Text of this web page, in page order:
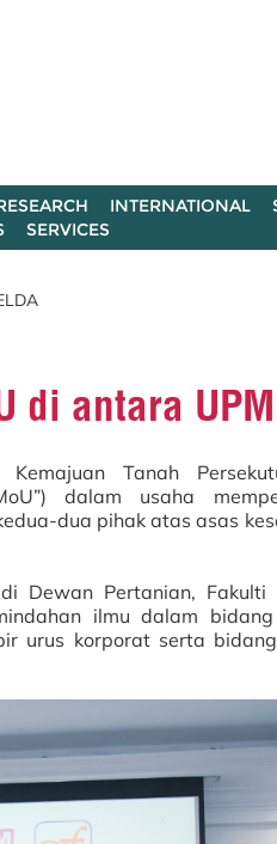
INTERNATIONAL
SERVICES
antara
Tanah
dalam usaha
dua pihak atas asas
Dewan Pertanian, Fakulti
ilmu dalam
urus korporat serta